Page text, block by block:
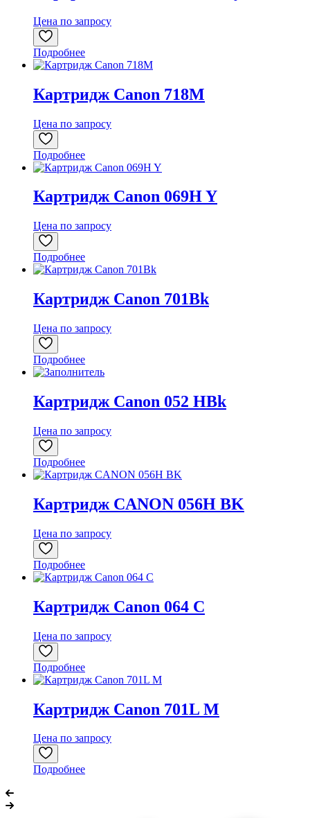
Цена по запросу
Подробнее
Картридж Canon 718M
Цена по запросу
Подробнее
Картридж Canon 069H Y
Цена по запросу
Подробнее
Картридж Canon 701Bk
Цена по запросу
Подробнее
Картридж Canon 052 HBk
Цена по запросу
Подробнее
Картридж CANON 056H BK
Цена по запросу
Подробнее
Картридж Canon 064 C
Цена по запросу
Подробнее
Картридж Canon 701L M
Цена по запросу
Подробнее